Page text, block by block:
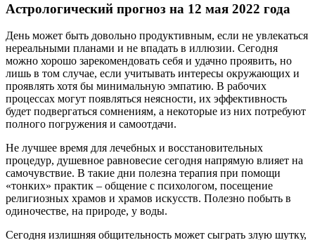
Астрологический прогноз на 12 мая 2022 года
День может быть довольно продуктивным, если не увлекаться
нереальными планами и не впадать в иллюзии. Сегодня
можно хорошо зарекомендовать себя и удачно проявить, но
лишь в том случае, если учитывать интересы окружающих и
проявлять хотя бы минимальную эмпатию. В рабочих
процессах могут появляться неясности, их эффективность
будет подвергаться сомнениям, а некоторые из них потребуют
полного погружения и самоотдачи.
Не лучшее время для лечебных и восстановительных
процедур, душевное равновесие сегодня напрямую влияет на
самочувствие. В такие дни полезна терапия при помощи
«тонких» практик – общение с психологом, посещение
религиозных храмов и храмов искусств. Полезно побыть в
одиночестве, на природе, у воды.
Сегодня излишняя общительность может сыграть злую шутку,